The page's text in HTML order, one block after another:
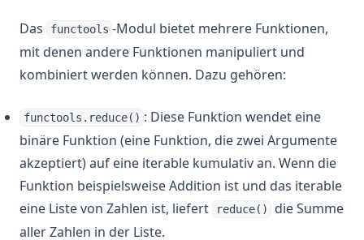
Das functools -Modul bietet mehrere Funktionen,
mit denen andere Funktionen manipuliert und
kombiniert werden können. Dazu gehören:
functools.reduce() : Diese Funktion wendet eine
binäre Funktion (eine Funktion, die zwei Argumente
akzeptiert) auf eine iterable kumulativ an. Wenn die
Funktion beispielsweise Addition ist und das iterable
eine Liste von Zahlen ist, liefert
reduce()
die Summe
aller Zahlen in der Liste.